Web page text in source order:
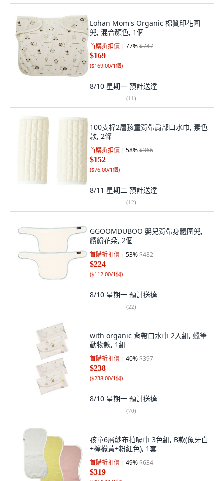
Lohan Mom's Organic 棉質印花圍
兜, 混合顏色, 1個
首購折扣價 77%$747
$169
($169.00/1個)
8/10 星期一 預計送達
(11)
100支棉2層孩童背帶肩部口水巾, 素色
款, 2條
首購折扣價 58%$366
$152
($76.00/1個)
8/11 星期二 預計送達
(12)
GGOOMDUBOO 嬰兒背帶身體圍兜,
繽紛花朵, 2個
首購折扣價 53%$482
$224
($112.00/1個)
8/10 星期一 預計送達
(22)
with organic 背帶口水巾 2入組, 蠟筆
動物款, 1組
首購折扣價 40%$397
$238
($238.00/1個)
8/10 星期一 預計送達
(70)
孩童6層紗布拍嗝巾 3色組, B款(象牙白
+檸檬黃+粉紅色), 1套
首購折扣價 49%$634
$319